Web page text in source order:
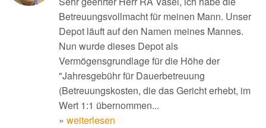
Betreuungsvollmacht für meinen Mann. Unser
Depot läuft auf den Namen meines Mannes.
Nun wurde dieses Depot als
Vermögensgrundlage für die Höhe der
"Jahresgebühr für Dauerbetreuung
(Betreuungskosten, die das Gericht erhebt, im
Wert 1:1 übernommen...
» weiterlesen